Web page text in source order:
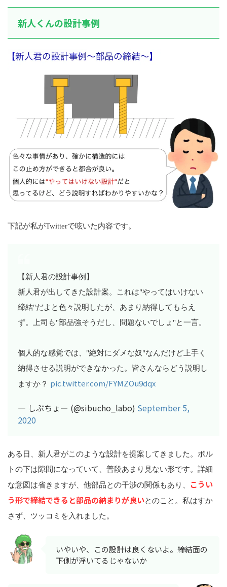
新人くんの設計事例
下記が私がTwitterで呟いた内容です。
【新人君の設計事例】
新人君が出してきた設計案。これは"やってはいけない
締結"だよと色々説明したが、あまり納得してもらえ
ず。上司も"部品強そうだし、問題ないでしょ"と一言。
個人的な感覚では、"絶対にダメな奴"なんだけど上手く
納得させる説明ができなかった。皆さんならどう説明し
ますか？ pic.twitter.com/FYMZOu9dqx
— しぶちょー (@sibucho_labo) September 5,
2020
ある日、新人君がこのような設計を提案してきました。ボル
トの下は隙間になっていて、普段あまり見ない形です。詳細
な意図は省きますが、他部品との干渉の関係もあり、
こうい
う形で締結できると部品の納まりが良いとのこと。私はすか
さず、ツッコミを入れました。
いやいや、この設計は良くないよ。締結面の
下側が浮いてるじゃないか